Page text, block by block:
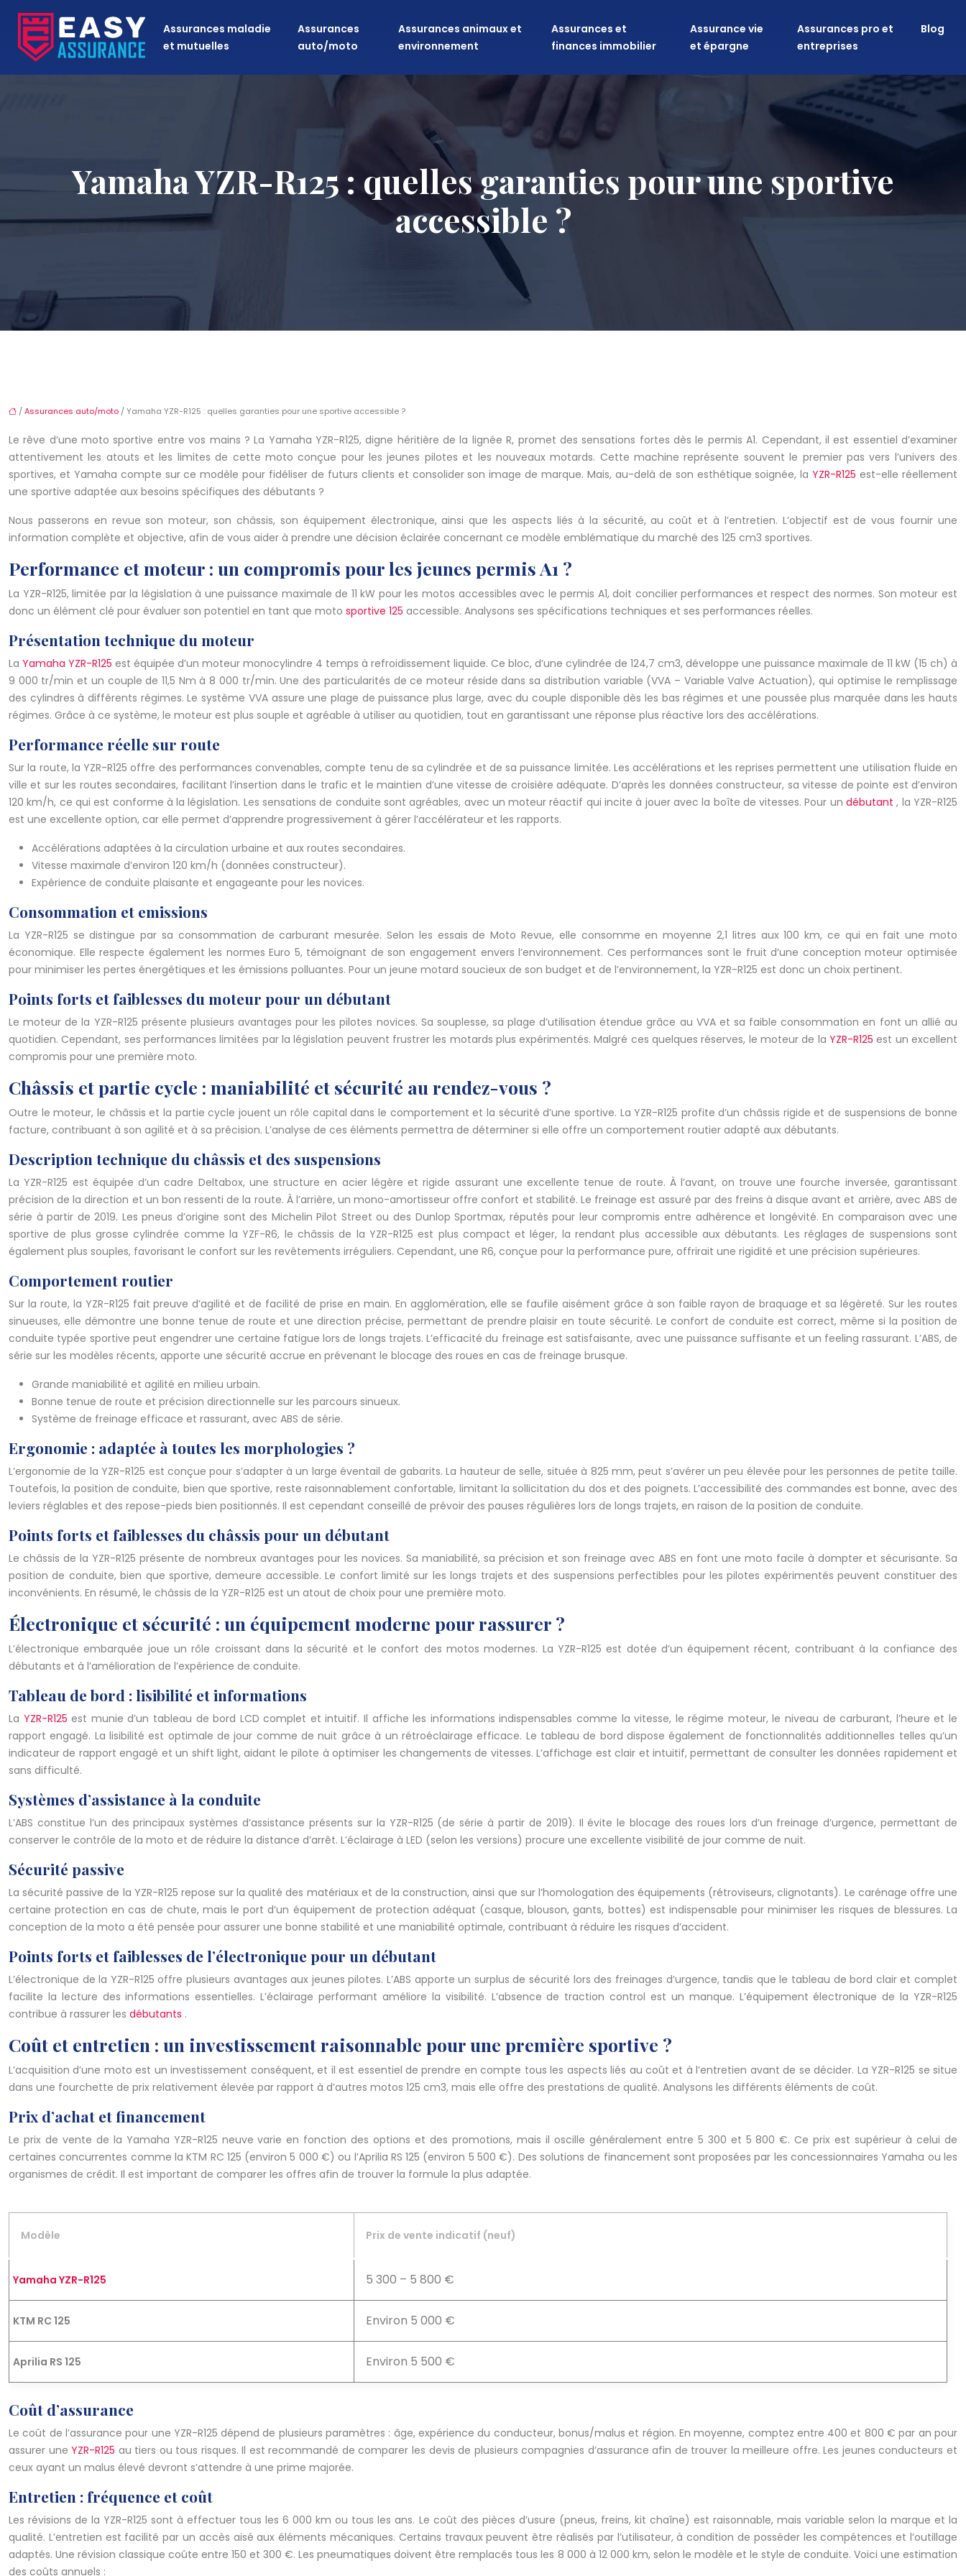
Assurances maladie
et mutuelles
Assurances
auto/moto
Assurances animaux et
environnement
Assurances et
finances immobilier
Assurance vie
et épargne
Assurances pro et
entreprises
Blog
Yamaha YZR-R125 : quelles garanties pour une sportive
accessible ?
/Assurances auto/moto / Yamaha YZR-R125 : quelles garanties pour une sportive accessible ?
Le rêve d’une moto sportive entre vos mains ? La Yamaha YZR-R125, digne héritière de la lignée R, promet des sensations fortes dès le permis A1. Cependant, il est essentiel d’examiner
attentivement les atouts et les limites de cette moto conçue pour les jeunes pilotes et les nouveaux motards. Cette machine représente souvent le premier pas vers l’univers des
sportives, et Yamaha compte sur ce modèle pour fidéliser de futurs clients et consolider son image de marque. Mais, au-delà de son esthétique soignée, laYZR-R125est-elle réellement
une sportive adaptée aux besoins spécifiques des débutants ?
Nous passerons en revue son moteur, son châssis, son équipement électronique, ainsi que les aspects liés à la sécurité, au coût et à l’entretien. L’objectif est de vous fournir une
information complète et objective, afin de vous aider à prendre une décision éclairée concernant ce modèle emblématique du marché des 125 cm3 sportives.
Performance et moteur : un compromis pour les jeunes permis A1 ?
La YZR-R125, limitée par la législation à une puissance maximale de 11 kW pour les motos accessibles avec le permis A1, doit concilier performances et respect des normes. Son moteur est
donc un élément clé pour évaluer son potentiel en tant que moto sportive 125 accessible. Analysons ses spécifications techniques et ses performances réelles.
Présentation technique du moteur
La Yamaha YZR-R125 est équipée d’un moteur monocylindre 4 temps à refroidissement liquide. Ce bloc, d’une cylindrée de 124,7 cm3, développe une puissance maximale de 11 kW (15 ch) à
9 000 tr/min et un couple de 11,5 Nm à 8 000 tr/min. Une des particularités de ce moteur réside dans sa distribution variable (VVA – Variable Valve Actuation), qui optimise le remplissage
des cylindres à différents régimes. Le système VVA assure une plage de puissance plus large, avec du couple disponible dès les bas régimes et une poussée plus marquée dans les hauts
régimes. Grâce à ce système, le moteur est plus souple et agréable à utiliser au quotidien, tout en garantissant une réponse plus réactive lors des accélérations.
Performance réelle sur route
Sur la route, la YZR-R125 offre des performances convenables, compte tenu de sa cylindrée et de sa puissance limitée. Les accélérations et les reprises permettent une utilisation fluide en
ville et sur les routes secondaires, facilitant l’insertion dans le trafic et le maintien d’une vitesse de croisière adéquate. D’après les données constructeur, sa vitesse de pointe est d’environ
120 km/h, ce qui est conforme à la législation. Les sensations de conduite sont agréables, avec un moteur réactif qui incite à jouer avec la boîte de vitesses. Pour undébutant, la YZR-R125
est une excellente option, car elle permet d’apprendre progressivement à gérer l’accélérateur et les rapports.
Accélérations adaptées à la circulation urbaine et aux routes secondaires.
Vitesse maximale d’environ 120 km/h (données constructeur).
Expérience de conduite plaisante et engageante pour les novices.
Consommation et emissions
La YZR-R125 se distingue par sa consommation de carburant mesurée. Selon les essais de Moto Revue, elle consomme en moyenne 2,1 litres aux 100 km, ce qui en fait une moto
économique. Elle respecte également les normes Euro 5, témoignant de son engagement envers l’environnement. Ces performances sont le fruit d’une conception moteur optimisée
pour minimiser les pertes énergétiques et les émissions polluantes. Pour un jeune motard soucieux de son budget et de l’environnement, la YZR-R125 est donc un choix pertinent.
Points forts et faiblesses du moteur pour un débutant
Le moteur de la YZR-R125 présente plusieurs avantages pour les pilotes novices. Sa souplesse, sa plage d’utilisation étendue grâce au VVA et sa faible consommation en font un allié au
quotidien. Cependant, ses performances limitées par la législation peuvent frustrer les motards plus expérimentés. Malgré ces quelques réserves, le moteur de laYZR-R125est un excellent
compromis pour une première moto.
Châssis et partie cycle : maniabilité et sécurité au rendez-vous ?
Outre le moteur, le châssis et la partie cycle jouent un rôle capital dans le comportement et la sécurité d’une sportive. La YZR-R125 profite d’un châssis rigide et de suspensions de bonne
facture, contribuant à son agilité et à sa précision. L’analyse de ces éléments permettra de déterminer si elle offre un comportement routier adapté aux débutants.
Description technique du châssis et des suspensions
La YZR-R125 est équipée d’un cadre Deltabox, une structure en acier légère et rigide assurant une excellente tenue de route. À l’avant, on trouve une fourche inversée, garantissant
précision de la direction et un bon ressenti de la route. À l’arrière, un mono-amortisseur offre confort et stabilité. Le freinage est assuré par des freins à disque avant et arrière, avec ABS de
série à partir de 2019. Les pneus d’origine sont des Michelin Pilot Street ou des Dunlop Sportmax, réputés pour leur compromis entre adhérence et longévité. En comparaison avec une
sportive de plus grosse cylindrée comme la YZF-R6, le châssis de la YZR-R125 est plus compact et léger, la rendant plus accessible aux débutants. Les réglages de suspensions sont
également plus souples, favorisant le confort sur les revêtements irréguliers. Cependant, une R6, conçue pour la performance pure, offrirait une rigidité et une précision supérieures.
Comportement routier
Sur la route, la YZR-R125 fait preuve d’agilité et de facilité de prise en main. En agglomération, elle se faufile aisément grâce à son faible rayon de braquage et sa légèreté. Sur les routes
sinueuses, elle démontre une bonne tenue de route et une direction précise, permettant de prendre plaisir en toute sécurité. Le confort de conduite est correct, même si la position de
conduite typée sportive peut engendrer une certaine fatigue lors de longs trajets. L’efficacité du freinage est satisfaisante, avec une puissance suffisante et un feeling rassurant. L’ABS, de
série sur les modèles récents, apporte une sécurité accrue en prévenant le blocage des roues en cas de freinage brusque.
Grande maniabilité et agilité en milieu urbain.
Bonne tenue de route et précision directionnelle sur les parcours sinueux.
Système de freinage efficace et rassurant, avec ABS de série.
Ergonomie : adaptée à toutes les morphologies ?
L’ergonomie de la YZR-R125 est conçue pour s’adapter à un large éventail de gabarits. La hauteur de selle, située à 825 mm, peut s’avérer un peu élevée pour les personnes de petite taille.
Toutefois, la position de conduite, bien que sportive, reste raisonnablement confortable, limitant la sollicitation du dos et des poignets. L’accessibilité des commandes est bonne, avec des
leviers réglables et des repose-pieds bien positionnés. Il est cependant conseillé de prévoir des pauses régulières lors de longs trajets, en raison de la position de conduite.
Points forts et faiblesses du châssis pour un débutant
Le châssis de la YZR-R125 présente de nombreux avantages pour les novices. Sa maniabilité, sa précision et son freinage avec ABS en font une moto facile à dompter et sécurisante. Sa
position de conduite, bien que sportive, demeure accessible. Le confort limité sur les longs trajets et des suspensions perfectibles pour les pilotes expérimentés peuvent constituer des
inconvénients. En résumé, le châssis de la YZR-R125 est un atout de choix pour une première moto.
Électronique et sécurité : un équipement moderne pour rassurer ?
L’électronique embarquée joue un rôle croissant dans la sécurité et le confort des motos modernes. La YZR-R125 est dotée d’un équipement récent, contribuant à la confiance des
débutants et à l’amélioration de l’expérience de conduite.
Tableau de bord : lisibilité et informations
La YZR-R125est munie d’un tableau de bord LCD complet et intuitif. Il affiche les informations indispensables comme la vitesse, le régime moteur, le niveau de carburant, l’heure et le
rapport engagé. La lisibilité est optimale de jour comme de nuit grâce à un rétroéclairage efficace. Le tableau de bord dispose également de fonctionnalités additionnelles telles qu’un
indicateur de rapport engagé et un shift light, aidant le pilote à optimiser les changements de vitesses. L’affichage est clair et intuitif, permettant de consulter les données rapidement et
sans difficulté.
Systèmes d’assistance à la conduite
L’ABS constitue l’un des principaux systèmes d’assistance présents sur la YZR-R125 (de série à partir de 2019). Il évite le blocage des roues lors d’un freinage d’urgence, permettant de
conserver le contrôle de la moto et de réduire la distance d’arrêt. L’éclairage à LED (selon les versions) procure une excellente visibilité de jour comme de nuit.
Sécurité passive
La sécurité passive de la YZR-R125 repose sur la qualité des matériaux et de la construction, ainsi que sur l’homologation des équipements (rétroviseurs, clignotants). Le carénage offre une
certaine protection en cas de chute, mais le port d’un équipement de protection adéquat (casque, blouson, gants, bottes) est indispensable pour minimiser les risques de blessures. La
conception de la moto a été pensée pour assurer une bonne stabilité et une maniabilité optimale, contribuant à réduire les risques d’accident.
Points forts et faiblesses de l’électronique pour un débutant
L’électronique de la YZR-R125 offre plusieurs avantages aux jeunes pilotes. L’ABS apporte un surplus de sécurité lors des freinages d’urgence, tandis que le tableau de bord clair et complet
facilite la lecture des informations essentielles. L’éclairage performant améliore la visibilité. L’absence de traction control est un manque. L’équipement électronique de la YZR-R125
contribue à rassurer les débutants .
Coût et entretien : un investissement raisonnable pour une première sportive ?
L’acquisition d’une moto est un investissement conséquent, et il est essentiel de prendre en compte tous les aspects liés au coût et à l’entretien avant de se décider. La YZR-R125 se situe
dans une fourchette de prix relativement élevée par rapport à d’autres motos 125 cm3, mais elle offre des prestations de qualité. Analysons les différents éléments de coût.
Prix d’achat et financement
Le prix de vente de la Yamaha YZR-R125 neuve varie en fonction des options et des promotions, mais il oscille généralement entre 5 300 et 5 800 €. Ce prix est supérieur à celui de
certaines concurrentes comme la KTM RC 125 (environ 5 000 €) ou l’Aprilia RS 125 (environ 5 500 €). Des solutions de financement sont proposées par les concessionnaires Yamaha ou les
organismes de crédit. Il est important de comparer les offres afin de trouver la formule la plus adaptée.
Modèle Prix de vente indicatif (neuf)
Yamaha YZR-R125 5 300 – 5 800 €
KTM RC 125 Environ 5 000 €
Aprilia RS 125 Environ 5 500 €
Coût d’assurance
Le coût de l’assurance pour une YZR-R125 dépend de plusieurs paramètres : âge, expérience du conducteur, bonus/malus et région. En moyenne, comptez entre 400 et 800 € par an pour
assurer uneYZR-R125 au tiers ou tous risques. Il est recommandé de comparer les devis de plusieurs compagnies d’assurance afin de trouver la meilleure offre. Les jeunes conducteurs et
ceux ayant un malus élevé devront s’attendre à une prime majorée.
Entretien : fréquence et coût
Les révisions de la YZR-R125 sont à effectuer tous les 6 000 km ou tous les ans. Le coût des pièces d’usure (pneus, freins, kit chaîne) est raisonnable, mais variable selon la marque et la
qualité. L’entretien est facilité par un accès aisé aux éléments mécaniques. Certains travaux peuvent être réalisés par l’utilisateur, à condition de posséder les compétences et l’outillage
adaptés. Une révision classique coûte entre 150 et 300 €. Les pneumatiques doivent être remplacés tous les 8 000 à 12 000 km, selon le modèle et le style de conduite. Voici une estimation
des coûts annuels :